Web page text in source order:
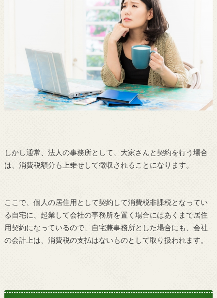
しかし通常、法人の事務所として、大家さんと契約を行う場合
は、消費税額分も上乗せして徴収されることになります。
ここで、個人の居住用として契約して消費税非課税となってい
る自宅に、起業して会社の事務所を置く場合にはあくまで居住
用契約になっているので、自宅兼事務所とした場合にも、会社
の会計上は、消費税の支払はないものとして取り扱われます。